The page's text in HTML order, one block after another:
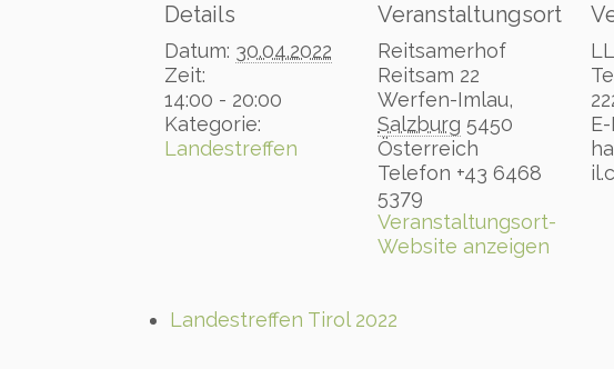
Details
Datum: 30.04.2022
Zeit:
14:00 - 20:00
Kategorie:
Landestreffen
Veranstaltungsort
Reitsamerhof
Reitsam 22
Werfen-Imlau,
Salzburg 5450
Österreich
Telefon +43 6468
5379
Veranstaltungsort-
Website anzeigen
Landestreffen Tirol 2022